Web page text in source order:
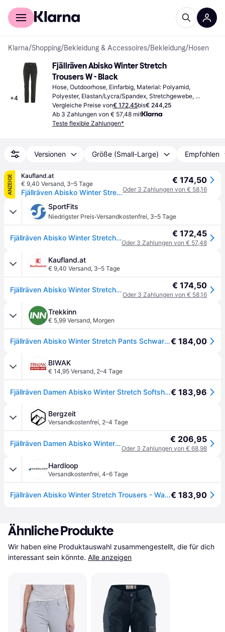
Für Shopper
Klarna/Shopping/Bekleidung & Accessoires/Bekleidung/Hosen
+4
Fjällräven Abisko Winter Stretch
Trousers W - Black
Hose, Outdoorhose, Einfarbig, Material: Polyamid,
Polyester, Elastan/Lycra/Spandex, Stretchgewebe,
Wasserabweisend, Taschen, Langlebig
Vergleiche Preise von€ 172,45bis€ 244,25
Ab 3 Zahlungen von € 57,48 mit
Teste flexible Zahlungen*
Versionen Größe (Small-Large) Empfohlen
ANZEIGE
Kaufland.at
€ 9,40 Versand, 3–5 Tage
Fjällräven Abisko Winter Stretch Hosen Schwarz 34 / Regular Damen Schwarz 34
€ 174,50
Oder 3 Zahlungen von € 58,16
SportFits
Niedrigster Preis·Versandkostenfrei, 3–5 Tage
Fjällräven Abisko Winter Stretch Trousers W black (550) 38 Regular € 172,45
Oder 3 Zahlungen von € 57,48
Kaufland.at
€ 9,40 Versand, 3–5 Tage
Fjällräven Abisko Winter Stretch Hosen Schwarz 34 / Regular Damen Schwarz 34 € 174,50
Oder 3 Zahlungen von € 58,16
Trekkinn
€ 5,99 Versand, Morgen
Fjällräven Abisko Winter Stretch Pants Schwarz 34 / Regular Frau€ 184,00
BIWAK
€ 14,95 Versand, 2–4 Tage
Fjällräven Damen Abisko Winter Stretch Softshellhose Black 46S€ 183,96
Bergzeit
Versandkostenfrei, 2–4 Tage
Fjällräven Damen Abisko Winter Stretch Hose - schwarz € 206,95
Oder 3 Zahlungen von € 68,98
Hardloop
Versandkostenfrei, 4–6 Tage
Fjällräven Abisko Winter Stretch Trousers - Wanderhose - Damen Black EU 36 - Regular€ 183,90
Ähnliche Produkte
Wir haben eine Produktauswahl zusammengestellt, die für dich
interessant sein könnte. Alle anzeigen